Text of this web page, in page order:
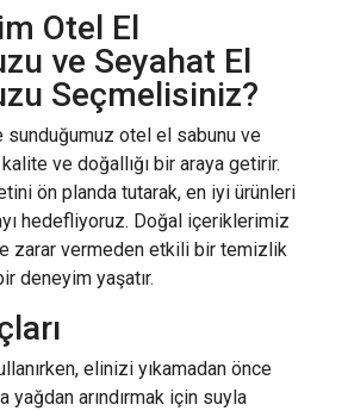
Otel El
ve Seyahat El
Seçmelisiniz?
otel el sabunu ve
ve doğallığı bir araya getirir.
ön planda tutarak, en iyi ürünleri
hedefliyoruz. Doğal içeriklerimiz
zarar vermeden etkili bir temizlik
deneyim yaşatır.
elinizi yıkamadan önce
yağdan arındırmak için suyla